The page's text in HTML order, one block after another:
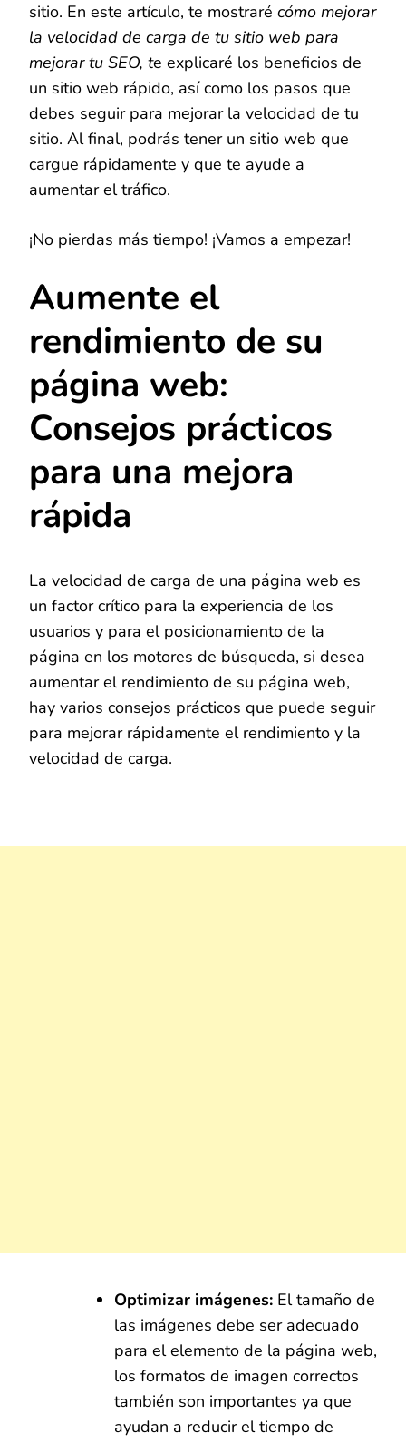
sitio. En este artículo, te mostraré cómo mejorar
la velocidad de carga de tu sitio web para
mejorar tu SEO, te explicaré los beneficios de
un sitio web rápido, así como los pasos que
debes seguir para mejorar la velocidad de tu
sitio. Al final, podrás tener un sitio web que
cargue rápidamente y que te ayude a
aumentar el tráfico.
¡No pierdas más tiempo! ¡Vamos a empezar!
Aumente el
rendimiento de su
página web:
Consejos prácticos
para una mejora
rápida
La velocidad de carga de una página web es
un factor crítico para la experiencia de los
usuarios y para el posicionamiento de la
página en los motores de búsqueda, si desea
aumentar el rendimiento de su página web,
hay varios consejos prácticos que puede seguir
para mejorar rápidamente el rendimiento y la
velocidad de carga.
Optimizar imágenes: El tamaño de
las imágenes debe ser adecuado
para el elemento de la página web,
los formatos de imagen correctos
también son importantes ya que
ayudan a reducir el tiempo de